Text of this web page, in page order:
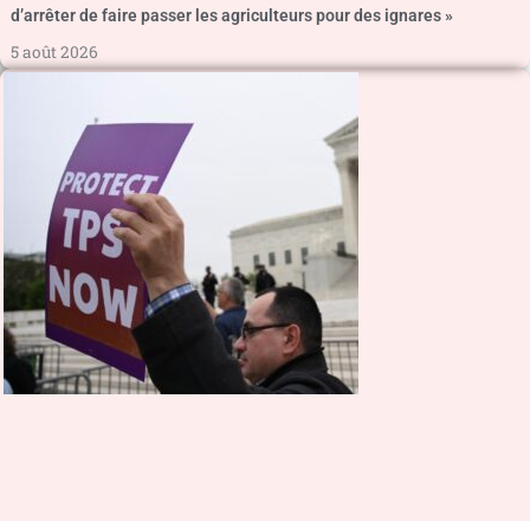
d’arrêter de faire passer les agriculteurs pour des ignares »
5 août 2026